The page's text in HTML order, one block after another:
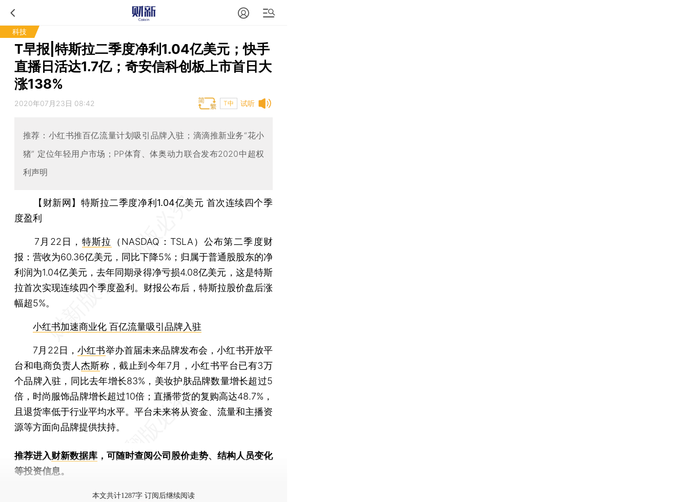
科技
T早报|特斯拉二季度净利1.04亿美元；快手
直播日活达1.7亿；奇安信科创板上市首日大
涨138%
试听
2020年07月23日 08:42 T中
推荐：小红书推百亿流量计划吸引品牌入驻；滴滴推新业务“花小
猪” 定位年轻用户市场；PP体育、体奥动力联合发布2020中超权
利声明
【财新网】特斯拉二季度净利1.04亿美元 首次连续四个季
度盈利
7月22日， 特斯拉
（NASDAQ：TSLA）公布第二季度财
报：营收为60.36亿美元，同比下降5%；归属于普通股股东的净
利润为1.04亿美元，去年同期录得净亏损4.08亿美元，这是特斯
拉首次实现连续四个季度盈利。财报公布后，特斯拉股价盘后涨
幅超5%。
小红书加速商业化 百亿流量吸引品牌入驻
7月22日，小红书举办首届未来品牌发布会，小红书开放平
台和电商负责人 杰斯称，截止到今年7月，小红书平台已有3万
个品牌入驻，同比去年增长83%，美妆护肤品牌数量增长超过5
倍，时尚服饰品牌增长超过10倍；直播带货的复购高达48.7%，
且退货率低于行业平均水平。平台未来将从资金、流量和主播资
源等方面向品牌提供扶持。
推荐进入财新数据库 ，可随时查阅公司股价走势、结构人员变化
等投资信息。
本文共计1287字 订阅后继续阅读